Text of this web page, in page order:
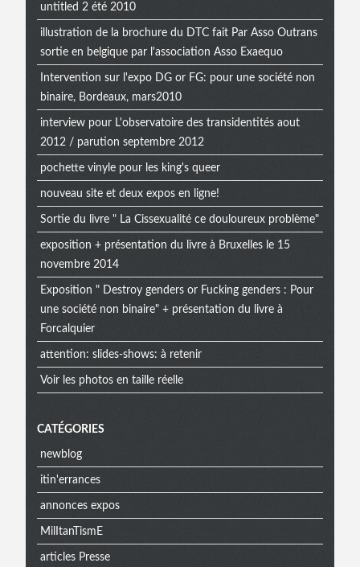
untitled 2 été 2010
illustration de la brochure du DTC fait Par Asso Outrans
sortie en belgique par l'association Asso Exaequo
Intervention sur l'expo DG or FG: pour une société non
binaire, Bordeaux, mars2010
interview pour L'observatoire des transidentités aout
2012 / parution septembre 2012
pochette vinyle pour les king's queer
nouveau site et deux expos en ligne!
Sortie du livre " La Cissexualité ce douloureux problème"
exposition + présentation du livre à Bruxelles le 15
novembre 2014
Exposition " Destroy genders or Fucking genders : Pour
une société non binaire" + présentation du livre à
Forcalquier
attention: slides-shows: à retenir
Voir les photos en taille réelle
CATÉGORIES
newblog
itin'errances
annonces expos
MilItanTismE
articles Presse